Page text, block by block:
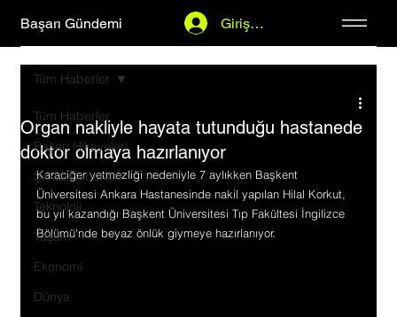
Başarı Gündemi Giriş Yap
Tüm Haberler
Başarı Hikayeleri
Şirket Haberleri
Teknoloji
Yaşam
Ekonomi
Dünya
Tüm Haberler
Organ nakliyle hayata tutunduğu hastanede
doktor olmaya hazırlanıyor
Karaciğer yetmezliği nedeniyle 7 aylıkken Başkent
Üniversitesi Ankara Hastanesinde nakil yapılan Hilal Korkut,
bu yıl kazandığı Başkent Üniversitesi Tıp Fakültesi İngilizce
Bölümü'nde beyaz önlük giymeye hazırlanıyor.